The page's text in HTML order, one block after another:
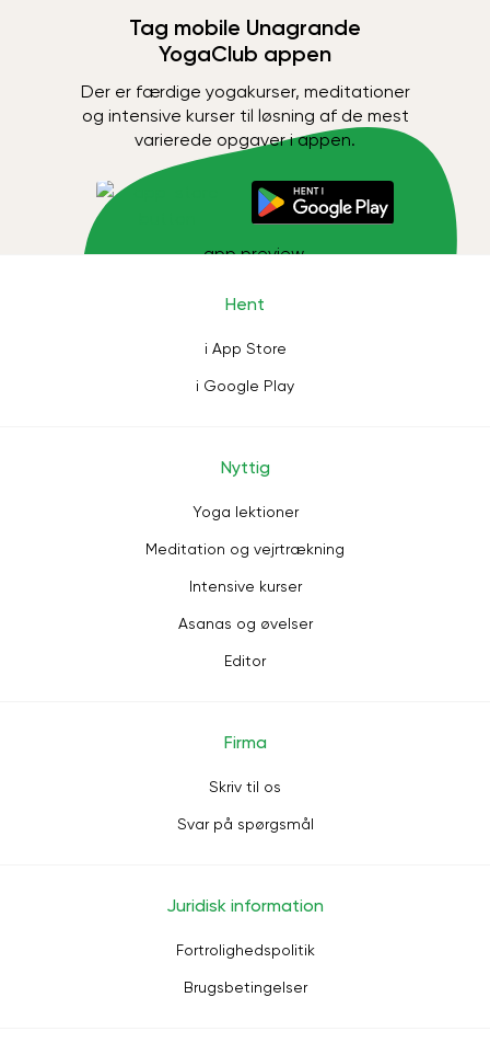
Tag mobile Unagrande
YogaClub appen
Der er færdige yogakurser, meditationer
og intensive kurser til løsning af de mest
varierede opgaver i appen.
Hent
i App Store
i Google Play
Nyttig
Yoga lektioner
Meditation og vejrtrækning
Intensive kurser
Asanas og øvelser
Editor
Firma
Skriv til os
Svar på spørgsmål
Juridisk information
Fortrolighedspolitik
Brugsbetingelser